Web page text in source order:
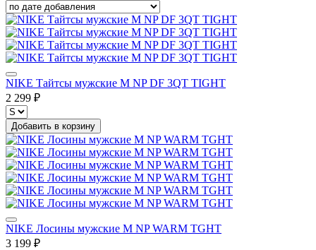
NIKE Тайтсы мужские M NP DF 3QT TIGHT
2 299 ₽
Добавить в корзину
NIKE Лосины мужские M NP WARM TGHT
3 199 ₽